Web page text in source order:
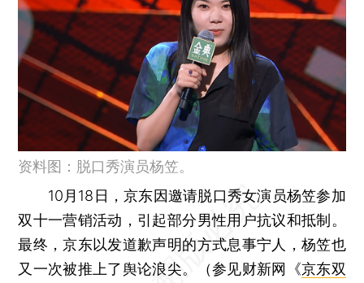
资料图：脱口秀演员杨笠。
10月18日，京东因邀请脱口秀女演员杨笠参加
双十一营销活动，引起部分男性用户抗议和抵制。
最终，京东以发道歉声明的方式息事宁人，杨笠也
又一次被推上了舆论浪尖。（参见财新网《京东双